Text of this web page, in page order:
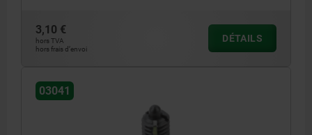
3,10 €
hors TVA
hors frais d’envoi
DÉTAILS
03041